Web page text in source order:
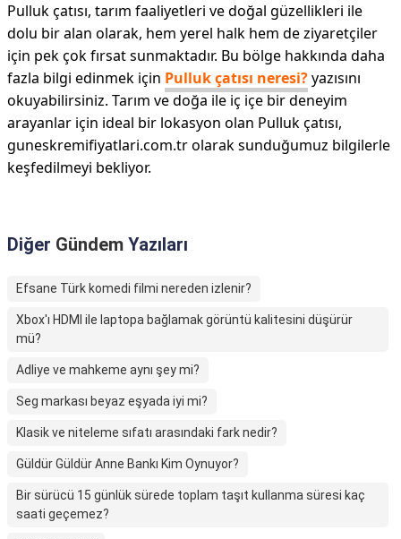
Pulluk çatısı, tarım faaliyetleri ve doğal güzellikleri ile
dolu bir alan olarak, hem yerel halk hem de ziyaretçiler
için pek çok fırsat sunmaktadır. Bu bölge hakkında daha
fazla bilgi edinmek için Pulluk çatısı neresi?yazısını
okuyabilirsiniz. Tarım ve doğa ile iç içe bir deneyim
arayanlar için ideal bir lokasyon olan Pulluk çatısı,
guneskremifiyatlari.com.tr olarak sunduğumuz bilgilerle
keşfedilmeyi bekliyor.
Diğer Gündem Yazıları
Efsane Türk komedi filmi nereden izlenir?
Xbox'ı HDMI ile laptopa bağlamak görüntü kalitesini düşürür
mü?
Adliye ve mahkeme aynı şey mi?
Seg markası beyaz eşyada iyi mi?
Klasik ve niteleme sıfatı arasındaki fark nedir?
Güldür Güldür Anne Bankı Kim Oynuyor?
Bir sürücü 15 günlük sürede toplam taşıt kullanma süresi kaç
saati geçemez?